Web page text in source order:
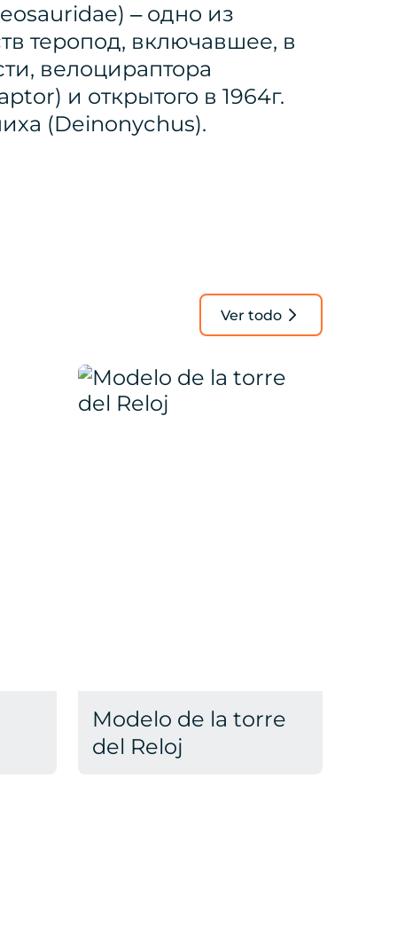
– одно из
теропод, включавшее, в
велоцираптора
и открытого в 1964г.
(Deinonychus).
Ver todo
Modelo de la torre
del Reloj